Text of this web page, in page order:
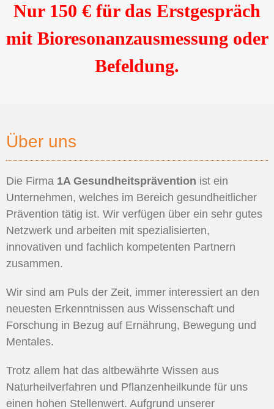
Nur 150 € für das Erstgespräch
mit Bioresonanzausmessung oder
Befeldung.
Über uns
Die Firma 1A Gesundheitsprävention ist ein
Unternehmen, welches im Bereich gesundheitlicher
Prävention tätig ist. Wir verfügen über ein sehr gutes
Netzwerk und arbeiten mit spezialisierten,
innovativen und fachlich kompetenten Partnern
zusammen.
Wir sind am Puls der Zeit, immer interessiert an den
neuesten Erkenntnissen aus Wissenschaft und
Forschung in Bezug auf Ernährung, Bewegung und
Mentales.
Trotz allem hat das altbewährte Wissen aus
Naturheilverfahren und Pflanzenheilkunde für uns
einen hohen Stellenwert. Aufgrund unserer